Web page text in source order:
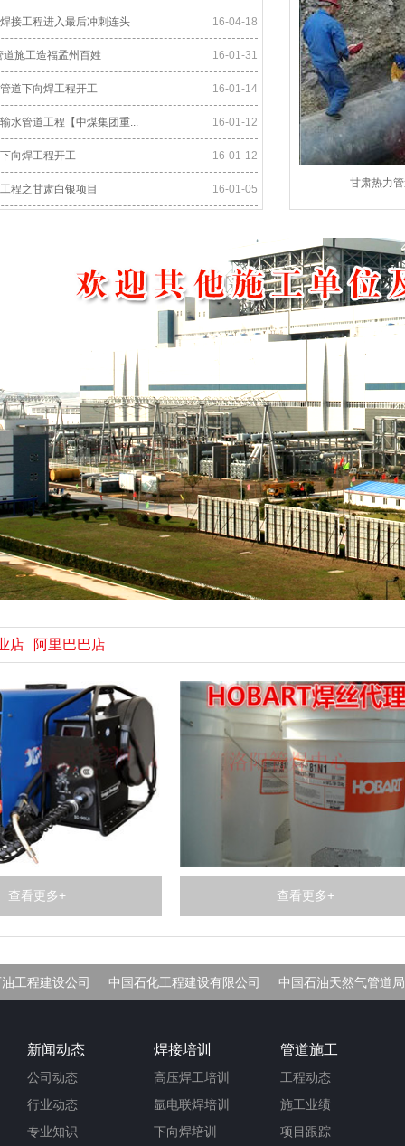
接工程进入最后冲刺连头 16-04-18
施工造福孟州百姓 16-01-31
道下向焊工程开工 16-01-14
水管道工程【中煤集团重... 16-01-12
向焊工程开工 16-01-12
程之甘肃白银项目 16-01-05 甘肃热力
店 阿里巴巴店
查看更多+ 查看更多+
工程建设公司 中国石化工程建设有限公司 中国石油天然气管道局
新闻动态
公司动态
行业动态
专业知识
焊接培训
高压焊工培训
氩电联焊培训
下向焊培训
管道施工
工程动态
施工业绩
项目跟踪